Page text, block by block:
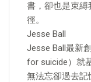
書，卻也是束縛
徑。
Jesse Ball
Jesse Ball最新
for suicide）就
無法忘卻過去記